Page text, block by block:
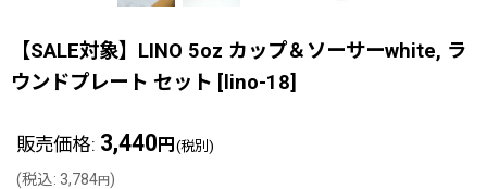
【SALE対象】LINO 5oz カップ＆ソーサーwhite, ラ
ウンドプレート セット [lino-18]
販売価格: 3,440 円 (税別)
(税込: 3,784円)